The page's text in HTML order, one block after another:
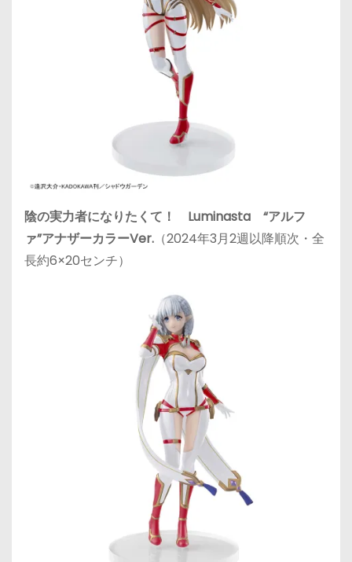
陰の実力者になりたくて！ Luminasta “アルフ
ァ”アナザーカラーVer. （2024年3月2週以降順次・全
長約6×20センチ）